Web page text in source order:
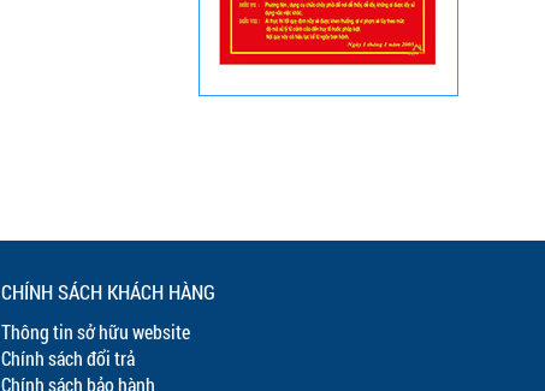
CHÍNH SÁCH KHÁCH HÀNG
Thông tin sở hữu website
Chính sách đổi trả
Chính sách bảo hành